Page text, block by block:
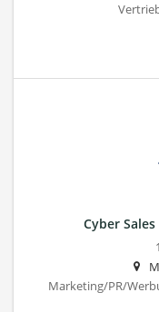
Cyber
Marketing/PR/